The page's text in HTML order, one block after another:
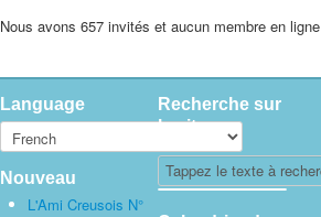
Nous avons 657 invités et aucun membre en ligne
Language
Nouveau
L'Ami Creusois N°
Recherche sur
le site